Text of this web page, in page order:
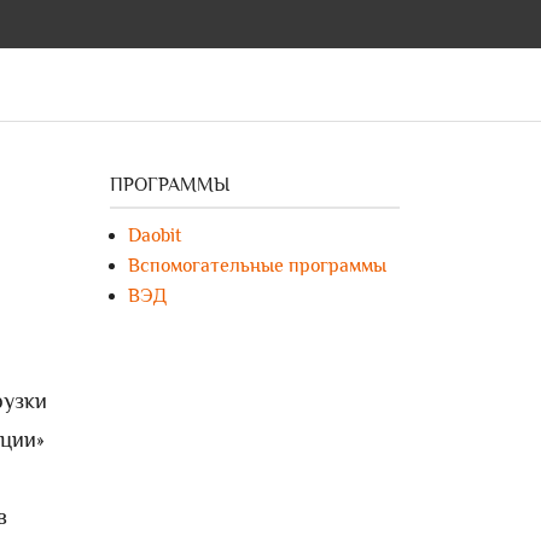
ПРОГРАММЫ
Daobit
Вспомогательные программы
ВЭД